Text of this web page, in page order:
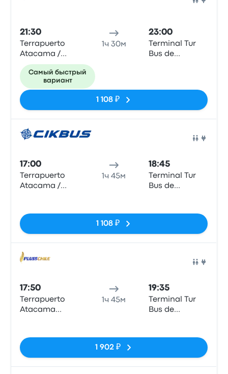
21:30
Terrapuerto
Atacama /
Terminal
Chañarcillo
1ч 30м
23:00
Terminal Tur
Bus de
Самый быстрый
вариант
1 108 ₽
17:00
Terrapuerto
Atacama /
1ч 45м
18:45
Terminal Tur
Bus de
1 108 ₽
17:50
Terrapuerto
Atacama
1ч 45м
19:35
Terminal Tur
Bus de
1 902 ₽